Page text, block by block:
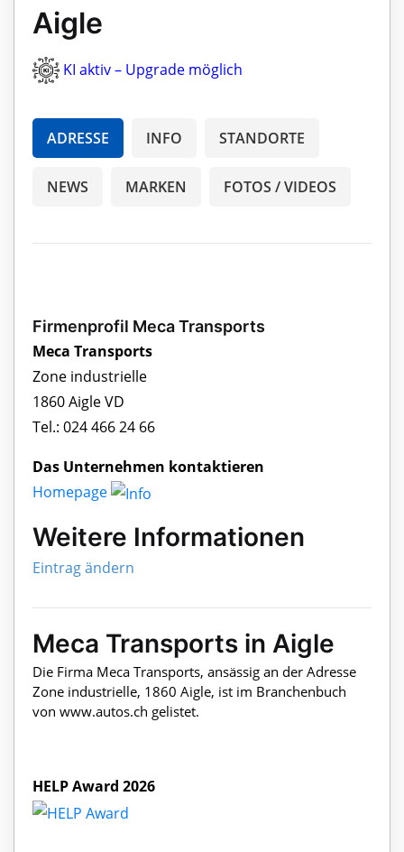
Aigle
KI aktiv – Upgrade möglich
ADRESSE INFO STANDORTE
NEWS MARKEN FOTOS / VIDEOS
Firmenprofil Meca Transports
Meca Transports
Zone industrielle
1860 Aigle VD
Tel.: 024 466 24 66
Das Unternehmen kontaktieren
Homepage
Weitere Informationen
Eintrag ändern
Meca Transports in Aigle
Die Firma Meca Transports, ansässig an der Adresse
Zone industrielle, 1860 Aigle, ist im Branchenbuch
von www.autos.ch gelistet.
HELP Award 2026